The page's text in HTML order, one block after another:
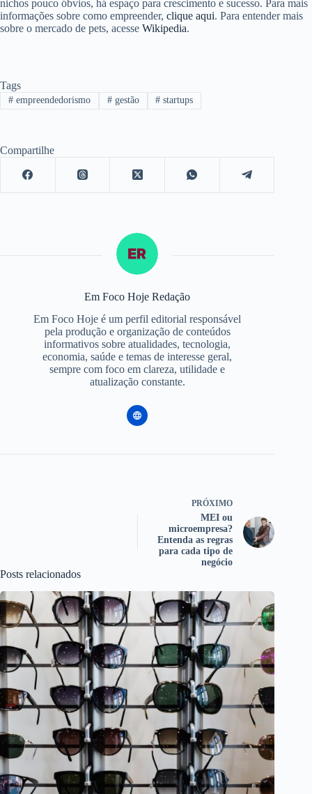
nichos pouco óbvios, há espaço para crescimento e sucesso. Para mais
informações sobre como empreender, clique aqui. Para entender mais
sobre o mercado de pets, acesse Wikipedia.
Tags
#empreendedorismo #gestão # startups
Compartilhe
Em Foco Hoje Redação
Em Foco Hoje é um perfil editorial responsável
pela produção e organização de conteúdos
informativos sobre atualidades, tecnologia,
economia, saúde e temas de interesse geral,
sempre com foco em clareza, utilidade e
atualização constante.
PRÓXIMO
MEI ou
microempresa?
Entenda as regras
para cada tipo de
negócio
Posts relacionados